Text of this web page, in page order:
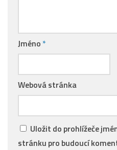
Jméno *
Webová stránka
Uložit do prohlížeče
stránku pro budoucí